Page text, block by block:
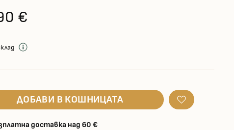
€
ДОБАВИ В КОШНИЦАТА
доставка над 60 €